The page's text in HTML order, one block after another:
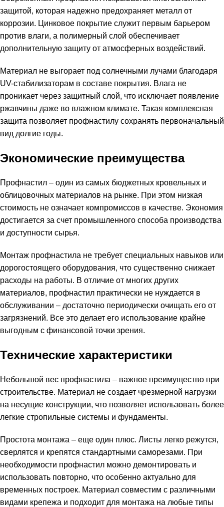
защитой, которая надежно предохраняет металл от
коррозии. Цинковое покрытие служит первым барьером
против влаги, а полимерный слой обеспечивает
дополнительную защиту от атмосферных воздействий.
Материал не выгорает под солнечными лучами благодаря
UV-стабилизаторам в составе покрытия. Влага не
проникает через защитный слой, что исключает появление
ржавчины даже во влажном климате. Такая комплексная
защита позволяет профнастилу сохранять первоначальный
вид долгие годы.
Экономические преимущества
Профнастил – один из самых бюджетных кровельных и
облицовочных материалов на рынке. При этом низкая
стоимость не означает компромиссов в качестве. Экономия
достигается за счет промышленного способа производства
и доступности сырья.
Монтаж профнастила не требует специальных навыков или
дорогостоящего оборудования, что существенно снижает
расходы на работы. В отличие от многих других
материалов, профнастил практически не нуждается в
обслуживании – достаточно периодически очищать его от
загрязнений. Все это делает его использование крайне
выгодным с финансовой точки зрения.
Технические характеристики
Небольшой вес профнастила – важное преимущество при
строительстве. Материал не создает чрезмерной нагрузки
на несущие конструкции, что позволяет использовать более
легкие стропильные системы и фундаменты.
Простота монтажа – еще один плюс. Листы легко режутся,
сверлятся и крепятся стандартными саморезами. При
необходимости профнастил можно демонтировать и
использовать повторно, что особенно актуально для
временных построек. Материал совместим с различными
видами крепежа и подходит для монтажа на любые типы